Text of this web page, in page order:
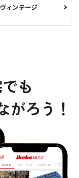
ヴィンテージ